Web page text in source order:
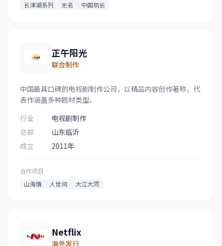
长津湖系列
无名 中国机长
正午阳光
联合制作
中国最具口碑的电视剧制作公司，以精品内容创作著称，代
表作涵盖多种题材类型。
行业
电视剧制作
总部
山东临沂
成立
2011年
合作项目
山海情
人世间 大江大河
Netflix
海外发行